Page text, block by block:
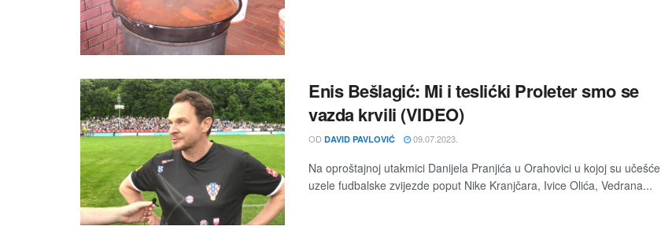
Enis Bešlagić: Mi i teslićki Proleter smo se
vazda krvili (VIDEO)
OD DAVID PAVLOVIĆ 09.07.2023.
Na oproštajnoj utakmici Danijela Pranjića u Orahovici u kojoj su učešće
uzele fudbalske zvijezde poput Nike Kranjčara, Ivice Olića, Vedrana...